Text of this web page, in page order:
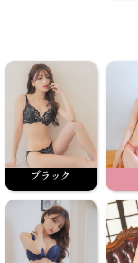
ブラック